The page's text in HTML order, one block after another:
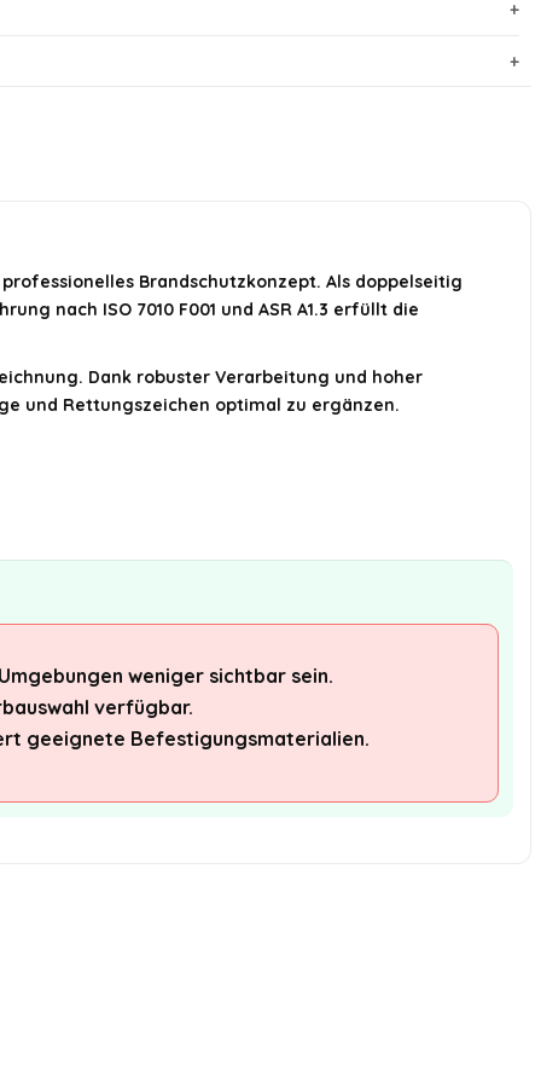
Brandschutzkonzept. Als doppelseitig
nach ISO 7010 F001 und ASR A1.3 erfüllt die
Dank robuster Verarbeitung und hoher
und Rettungszeichen optimal zu ergänzen.
weniger sichtbar sein.
verfügbar.
geeignete Befestigungsmaterialien.